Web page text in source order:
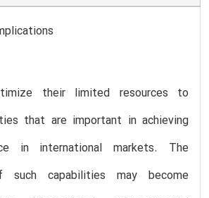
their limited resources to
that are important in achieving
in international markets. The
such capabilities may become